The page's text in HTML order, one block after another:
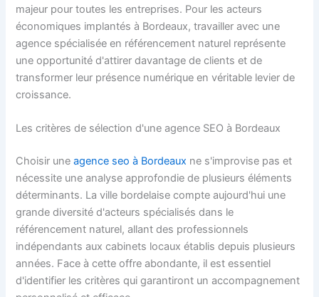
majeur pour toutes les entreprises. Pour les acteurs
économiques implantés à Bordeaux, travailler avec une
agence spécialisée en référencement naturel représente
une opportunité d'attirer davantage de clients et de
transformer leur présence numérique en véritable levier de
croissance.
Les critères de sélection d'une agence SEO à Bordeaux
Choisir uneagence seo à Bordeaux ne s'improvise pas et
nécessite une analyse approfondie de plusieurs éléments
déterminants. La ville bordelaise compte aujourd'hui une
grande diversité d'acteurs spécialisés dans le
référencement naturel, allant des professionnels
indépendants aux cabinets locaux établis depuis plusieurs
années. Face à cette offre abondante, il est essentiel
d'identifier les critères qui garantiront un accompagnement